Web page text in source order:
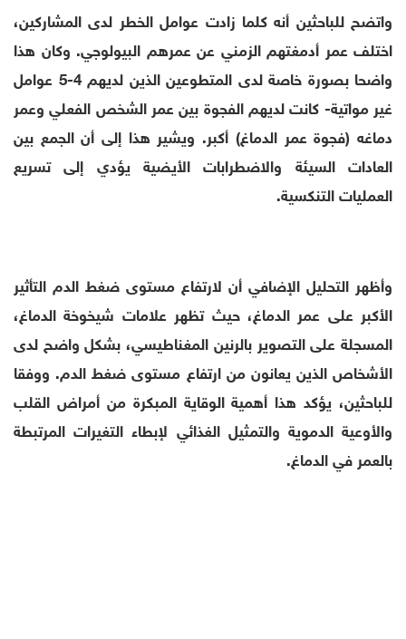
واتضح للباحثين أنه كلما زادت عوامل الخطر لدى المشاركين،
اختلف عمر أدمغتهم الزمني عن عمرهم البيولوجي. وكان هذا
واضحا بصورة خاصة لدى المتطوعين الذين لديهم 4-5 عوامل
غير مواتية- كانت لديهم الفجوة بين عمر الشخص الفعلي وعمر
دماغه (فجوة عمر الدماغ) أكبر. ويشير هذا إلى أن الجمع بين
العادات السيئة والاضطرابات الأيضية يؤدي إلى تسريع
العمليات التنكسية.
وأظهر التحليل الإضافي أن لارتفاع مستوى ضغط الدم التأثير
الأكبر على عمر الدماغ، حيث تظهر علامات شيخوخة الدماغ،
المسجلة على التصوير بالرنين المغناطيسي، بشكل واضح لدى
الأشخاص الذين يعانون من ارتفاع مستوى ضغط الدم. ووفقا
للباحثين، يؤكد هذا أهمية الوقاية المبكرة من أمراض القلب
والأوعية الدموية والتمثيل الغذائي لإبطاء التغيرات المرتبطة
بالعمر في الدماغ.